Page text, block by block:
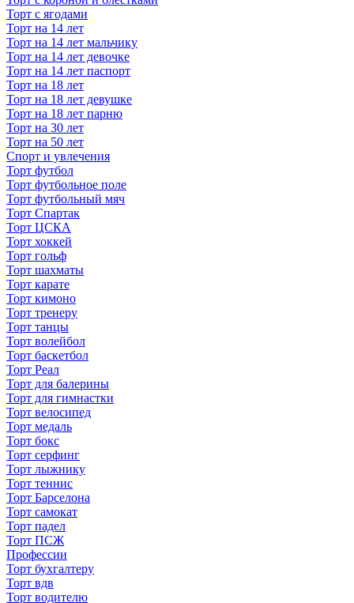
Торт с ягодами
Торт на 14 лет
Торт на 14 лет мальчику
Торт на 14 лет девочке
Торт на 14 лет паспорт
Торт на 18 лет
Торт на 18 лет девушке
Торт на 18 лет парню
Торт на 30 лет
Торт на 50 лет
Спорт и увлечения
Торт футбол
Торт футбольное поле
Торт футбольный мяч
Торт Спартак
Торт ЦСКА
Торт хоккей
Торт гольф
Торт шахматы
Торт карате
Торт кимоно
Торт тренеру
Торт танцы
Торт волейбол
Торт баскетбол
Торт Реал
Торт для балерины
Торт для гимнастки
Торт велосипед
Торт медаль
Торт бокс
Торт серфинг
Торт лыжнику
Торт теннис
Торт Барселона
Торт самокат
Торт падел
Торт ПСЖ
Профессии
Торт бухгалтеру
Торт вдв
Торт водителю